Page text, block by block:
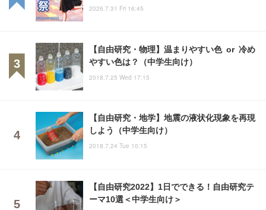
2026.7.31 Fri 16:45
【自由研究・物理】温まりやすい色 or 冷め
やすい色は？（中学生向け）
2018.7.25 Wed 17:15
【自由研究・地学】地震の液状化現象を再現
しよう（中学生向け）
2018.7.24 Tue 10:15
【自由研究2022】1日でできる！自由研究テ
ーマ10選＜中学生向け＞